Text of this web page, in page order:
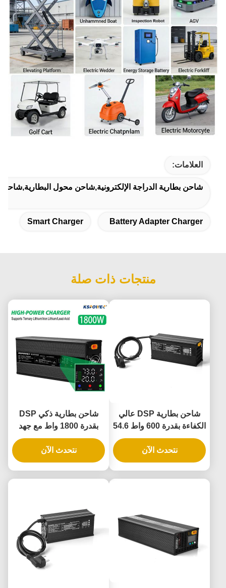
العلامات:
شاحن بطارية الدراجة الإلكترونية,شاحن محول البطارية,شاحن
Battery Adapter Charger
Smart Charger
منتجات ذات صلة
شاحن بطارية DSP عالي
الكفاءة بقدرة 600 واط 54.6
فولت 10 أمبير ليثيوم حديد
قابل للتعديل الجهد والتيار 36
فولت 48 فولت 60 فولت
نتحدث الآن
شاحن بطارية ذكي DSP
بقدرة 1800 واط مع جهد
وتيار مزدوج قابل للتعديل
لتوافق البطاريات المتعددة
نتحدث الآن